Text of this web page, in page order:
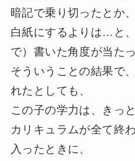
暗記で乗り切ったとか、
白紙にするよりは…と
で）書いた角度が当た
そういうことの結果で
れたとしても、
この子の学力は、きっ
カリキュラムが全て終
入ったときに、